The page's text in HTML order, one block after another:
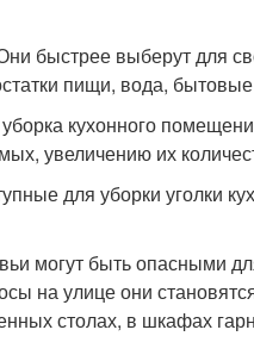
быстрее выберут для
пищи, вода,
кухонного
увеличению их
для уборки уголки
могут быть опасными
на улице они
столах, в шкафах